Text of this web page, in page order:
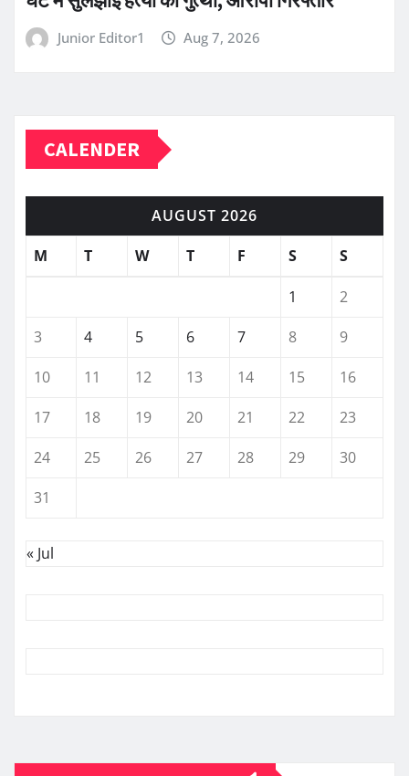
Junior Editor1 Aug 7, 2026
CALENDER
AUGUST 2026
M
T W T F S S
1
2
3
4 5 6 7 8
9
10
11 12 13 14 15
16
17
18 19 20 21 22
23
24
25 26 27 28 29
30
31
« Jul